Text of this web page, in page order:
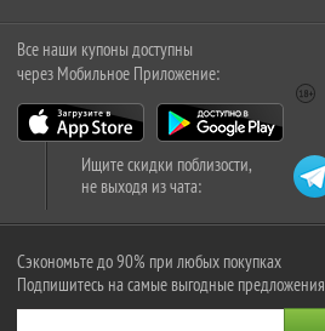
Все наши купоны доступны
через Мобильное Приложение:
Ищите скидки поблизости,
не выходя из чата:
Сэкономьте до 90% при любых покупках
Подпишитесь на самые выгодные предложения